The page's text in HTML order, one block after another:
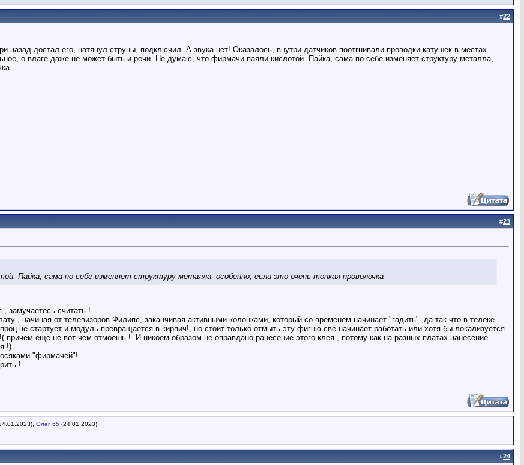
#22
назад достал его, натянул струны, подключил. А звука нет! Оказалось, внутри датчиков поотгнивали проводки катушек в местах
о влаге даже не может быть и речи. Не думаю, что фирмачи паяли кислотой. Пайка, сама по себе изменяет структуру металла,
#23
Пайка, сама по себе изменяет структуру металла, особенно, если это очень тонкая проволочка
замучаетесь считать !
, начиная от телевизоров Филипс, заканчивая активными колонками, который со временем начинает "гадить" ,да так что в телеке
не стартует и модуль превращается в кирпич!, но стоит только отмыть эту фигню свё начинает работать или хотя бы локализуется
причём ещё не вот чем отмоешь !. И никоем образом не оправдано ранесение этого клея., потому как на разных платах нанесение
!)
"фирмачей"!
!
Олег 65 (24.01.2023)
#24